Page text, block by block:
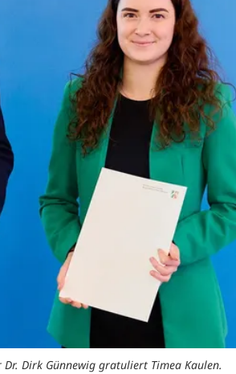
Dr. Dirk Günnewig gratuliert Timea Kaulen.